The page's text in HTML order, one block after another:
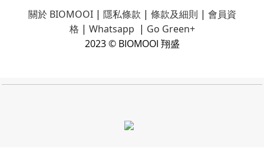
關於 BIOMOOI| 隱私條款 | 條款及細則 | 會員資
格 | Whatsapp | Go Green+
2023 © BIOMOOI 翔盛